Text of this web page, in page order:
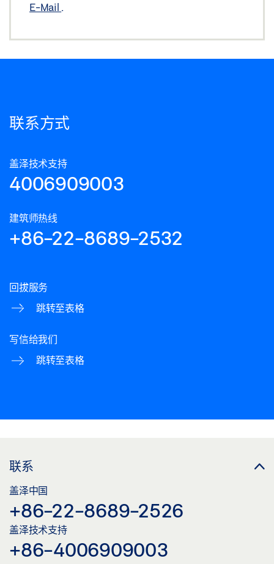
E-Mail
联系方式
盖泽技术支持
4006909003
建筑师热线
+86-22-8689-2532
回拔服务
跳转至表格
写信给我们
跳转至表格
联系
盖泽中国
+86-22-8689-2526
盖泽技术支持
+86-4006909003